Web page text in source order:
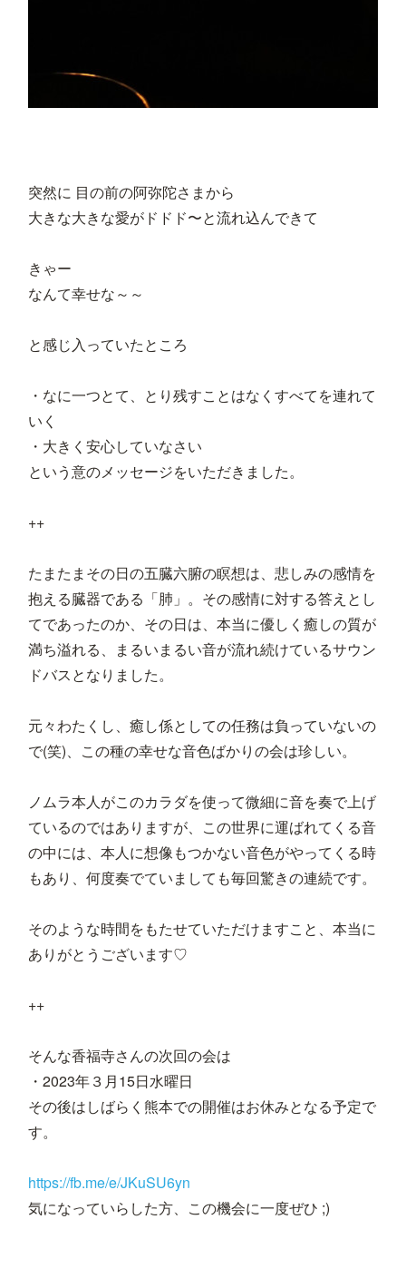
突然に 目の前の阿弥陀さまから
大きな大きな愛がドドド〜と流れ込んできて
きゃー
なんて幸せな～～
と感じ入っていたところ
・なに一つとて、とり残すことはなくすべてを連れて
いく
・大きく安心していなさい
という意のメッセージをいただきました。
++
たまたまその日の五臓六腑の瞑想は、悲しみの感情を
抱える臓器である「肺」。その感情に対する答えとし
てであったのか、その日は、本当に優しく癒しの質が
満ち溢れる、まるいまるい音が流れ続けているサウン
ドバスとなりました。
元々わたくし、癒し係としての任務は負っていないの
で(笑)、この種の幸せな音色ばかりの会は珍しい。
ノムラ本人がこのカラダを使って微細に音を奏で上げ
ているのではありますが、この世界に運ばれてくる音
の中には、本人に想像もつかない音色がやってくる時
もあり、何度奏でていましても毎回驚きの連続です。
そのような時間をもたせていただけますこと、本当に
ありがとうございます♡
++
そんな香福寺さんの次回の会は
・2023年３月15日水曜日
その後はしばらく熊本での開催はお休みとなる予定で
す。
https://fb.me/e/JKuSU6yn
気になっていらした方、この機会に一度ぜひ ;)